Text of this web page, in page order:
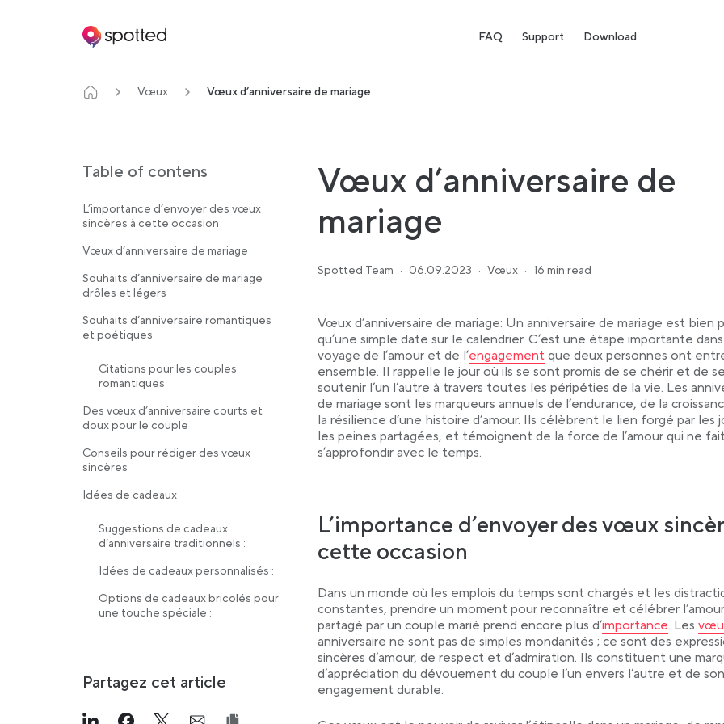
Main navigation FAQ Support Download
Vœux Vœux d’anniversaire de mariage
Table of contens
L’importance d’envoyer des vœux
sincères à cette occasion
Vœux d’anniversaire de mariage
Souhaits d’anniversaire de mariage
drôles et légers
Souhaits d’anniversaire romantiques
et poétiques
Citations pour les couples
romantiques
Des vœux d’anniversaire courts et
doux pour le couple
Conseils pour rédiger des vœux
sincères
Idées de cadeaux
Suggestions de cadeaux
d’anniversaire traditionnels :
Idées de cadeaux personnalisés :
Options de cadeaux bricolés pour
une touche spéciale :
Partagez cet article
Vœux d’anniversaire de
mariage
Spotted Team · 06.09.2023 · Vœux · 16 min read
Vœux d’anniversaire de mariage: Un anniversaire de mariage est bien
qu’une simple date sur le calendrier. C’est une étape importante
voyage de l’amour et de l’Link opens in a new tab
engagement que deux personnes ont
ensemble. Il rappelle le jour où ils se sont promis de se chérir et de se
soutenir l’un l’autre à travers toutes les péripéties de la vie. Les
de mariage sont les marqueurs annuels de l’endurance, de la
la résilience d’une histoire d’amour. Ils célèbrent le lien forgé par les
les peines partagées, et témoignent de la force de l’amour qui ne
s’approfondir avec le temps.
L’importance d’envoyer des vœux
cette occasion
Dans un monde où les emplois du temps sont chargés et les
constantes, prendre un moment pour reconnaître et célébrer l’amour
partagé par un couple marié prend encore plus d’Link opens in a new
importance. Les Link
anniversaire ne sont pas de simples mondanités ; ce sont des
sincères d’amour, de respect et d’admiration. Ils constituent une
d’appréciation du dévouement du couple l’un envers l’autre et de son
engagement durable.